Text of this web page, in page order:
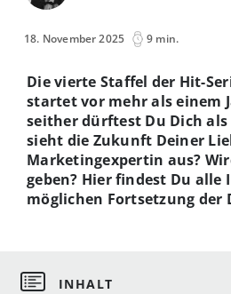
18. November 2025 9 min.
Die vierte Staffel der Hit-
startet vor mehr als einem
seither dürftest Du Dich als
sieht die Zukunft Deiner
Marketingexpertin aus?
geben? Hier findest Du alle
möglichen Fortsetzung der